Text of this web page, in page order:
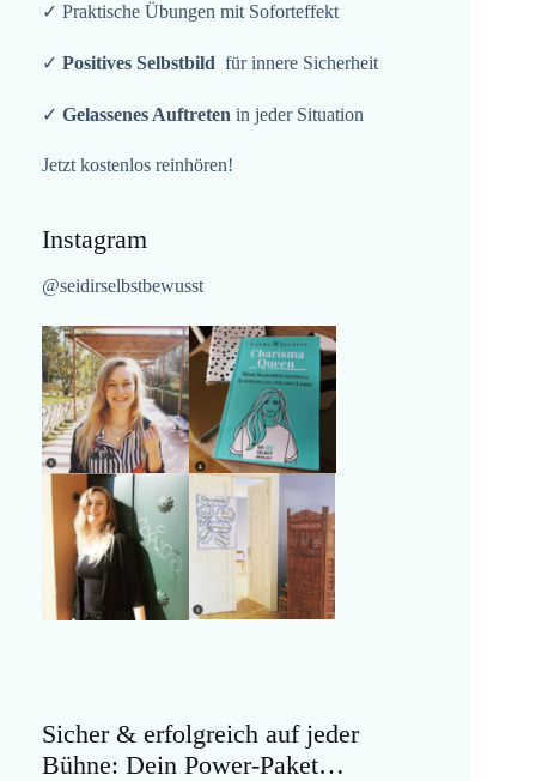
✓ Praktische Übungen mit Soforteffekt
✓ Positives Selbstbild für innere Sicherheit
✓ Gelassenes Auftreten in jeder Situation
Jetzt kostenlos reinhören!
Instagram
@seidirselbstbewusst
Sicher & erfolgreich auf jeder
Bühne: Dein Power-Paket…